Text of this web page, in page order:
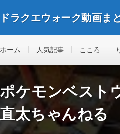
ドラクエウォーク動画ま
ホーム 人気記事 こころ
ポケモンベスト
直太ちゃんねる